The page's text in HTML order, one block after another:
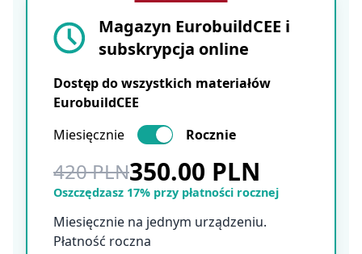
Magazyn EurobuildCEE i
subskrypcja online
Dostęp do wszystkich materiałów
EurobuildCEE
Miesięcznie
Rocznie
420 PLN350.00 PLN
Oszczędzasz 17% przy płatności rocznej
Miesięcznie na jednym urządzeniu.
Płatność roczna